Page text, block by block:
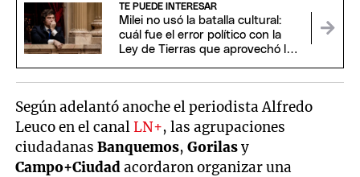
TE PUEDE INTERESAR
Milei no usó la batalla cultural:
cuál fue el error político con la
Ley de Tierras que aprovechó la
Según adelantó anoche el periodista Alfredo
Leuco en el canalLN+, las agrupaciones
ciudadanasBanquemos,Gorilasy
Campo+Ciudadacordaron organizar una